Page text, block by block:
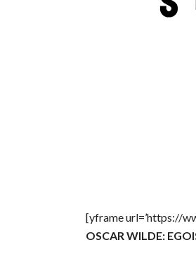
[yframe url=’https://
OSCAR WILDE: